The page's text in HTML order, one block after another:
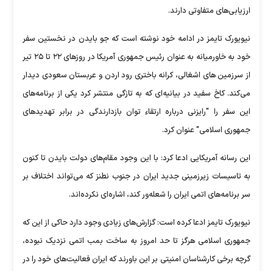
ارزیابی‌های متفاوتی دارند.
نیویورک تایمز در ادامه خود نوشته است که جو بایدن در نخستین سفر
خود به خاورمیانه به عنوان رئیس جمهوری آمریکا در روزهای ۲۲ تا ۲۵ تیر
از سرزمین های اشغالی، کرانه باختری رود اردن و عربستان سعودی دیدار
می‌کند. کاخ سفید در بیانیه‌ای که به تازگی منتشر کرد یکی از برنامه‌های
این سفر را "رایزنی درباره ارتقاء توان بازدارندگی در برابر تهدیدهای
جمهوری اسلامی" عنوان کرد.
این رسانه آمریکایی ادعا کرد: با این وجود مقام‌های دولت بایدن تا کنون
به تاسیسات زیرزمینی جدید ایران در جنوب نطنز که می‌تواند اختلاف بر
سر برنامه‌های اتمی ایران را شعله‌ور کند، اشاره‌ای نکرده‌اند.
نیویورک تایمز ادعا کرده است: گزارش‌های زیادی وجود دارد حاکی از این که
جمهوری اسلامی هرگز تا حد امروز به ساخت بمب اتمی نزدیک نبوده،
گرچه برخی کارشناسان امنیتی بر این باورند که ایران فعالیت‌های خود را در